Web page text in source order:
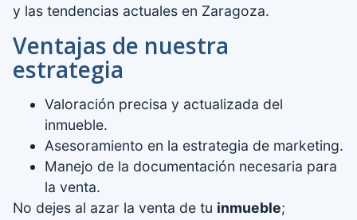
y las tendencias actuales en Zaragoza.
Ventajas de nuestra
estrategia
Valoración precisa y actualizada del
inmueble.
Asesoramiento en la estrategia de marketing.
Manejo de la documentación necesaria para
la venta.
No dejes al azar la venta de tu inmueble;